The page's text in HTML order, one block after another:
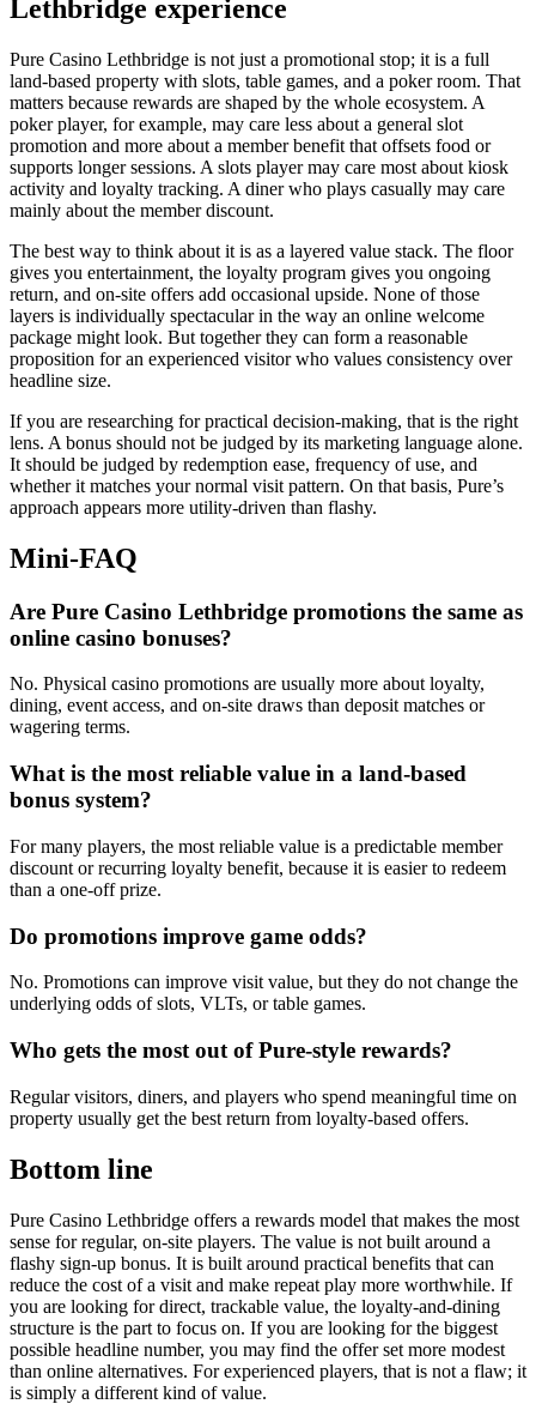
Lethbridge experience
Pure Casino Lethbridge is not just a promotional stop; it is a full
land-based property with slots, table games, and a poker room. That
matters because rewards are shaped by the whole ecosystem. A
poker player, for example, may care less about a general slot
promotion and more about a member benefit that offsets food or
supports longer sessions. A slots player may care most about kiosk
activity and loyalty tracking. A diner who plays casually may care
mainly about the member discount.
The best way to think about it is as a layered value stack. The floor
gives you entertainment, the loyalty program gives you ongoing
return, and on-site offers add occasional upside. None of those
layers is individually spectacular in the way an online welcome
package might look. But together they can form a reasonable
proposition for an experienced visitor who values consistency over
headline size.
If you are researching for practical decision-making, that is the right
lens. A bonus should not be judged by its marketing language alone.
It should be judged by redemption ease, frequency of use, and
whether it matches your normal visit pattern. On that basis, Pure’s
approach appears more utility-driven than flashy.
Mini-FAQ
Are Pure Casino Lethbridge promotions the same as
online casino bonuses?
No. Physical casino promotions are usually more about loyalty,
dining, event access, and on-site draws than deposit matches or
wagering terms.
What is the most reliable value in a land-based
bonus system?
For many players, the most reliable value is a predictable member
discount or recurring loyalty benefit, because it is easier to redeem
than a one-off prize.
Do promotions improve game odds?
No. Promotions can improve visit value, but they do not change the
underlying odds of slots, VLTs, or table games.
Who gets the most out of Pure-style rewards?
Regular visitors, diners, and players who spend meaningful time on
property usually get the best return from loyalty-based offers.
Bottom line
Pure Casino Lethbridge offers a rewards model that makes the most
sense for regular, on-site players. The value is not built around a
flashy sign-up bonus. It is built around practical benefits that can
reduce the cost of a visit and make repeat play more worthwhile. If
you are looking for direct, trackable value, the loyalty-and-dining
structure is the part to focus on. If you are looking for the biggest
possible headline number, you may find the offer set more modest
than online alternatives. For experienced players, that is not a flaw; it
is simply a different kind of value.